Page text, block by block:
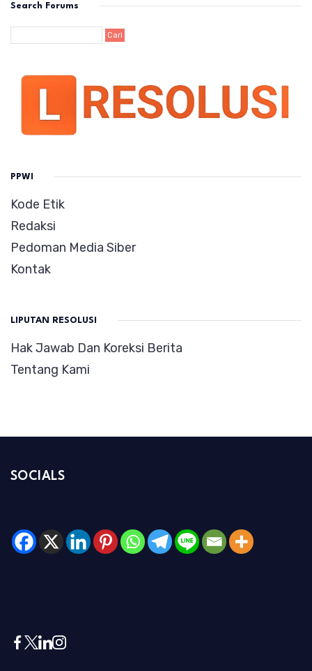
Search Forums
PPWI
Kode Etik
Redaksi
Pedoman Media Siber
Kontak
LIPUTAN RESOLUSI
Hak Jawab Dan Koreksi Berita
Tentang Kami
SOCIALS